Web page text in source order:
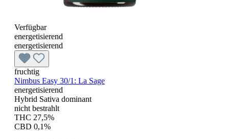
Verfügbar
energetisierend
energetisierend
fruchtig
Nimbus Easy 30/1: La Sage
energetisierend
Hybrid Sativa dominant
nicht bestrahlt
THC 27,5%
CBD 0,1%